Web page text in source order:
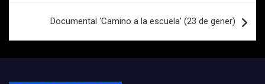
Documental ‘Camino a la escuela’ (23 de gener)